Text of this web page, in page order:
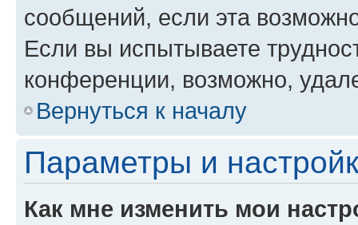
сообщений, если эта
Если вы испытываете
конференции, возможно,
Вернуться к началу
Параметры и
Как мне изменить мои